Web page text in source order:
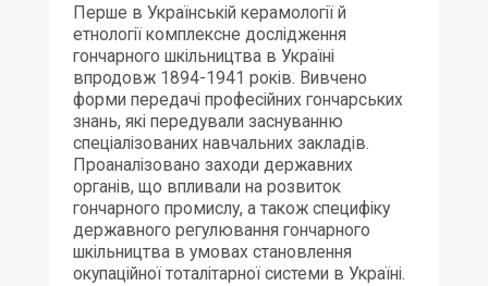
Перше в Українській керамології й
етнології комплексне дослідження
гончарного шкільництва в Україні
впродовж 1894-1941 років. Вивчено
форми передачі професійних гончарських
знань, які передували заснуванню
спеціалізованих навчальних закладів.
Проаналізовано заходи державних
органів, що впливали на розвиток
гончарного промислу, а також специфіку
державного регулювання гончарного
шкільництва в умовах становлення
окупаційної тоталітарної системи в Україні.